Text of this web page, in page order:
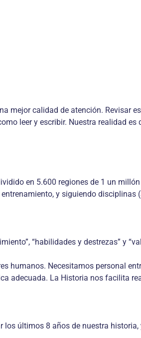
mejor calidad de atención. Revisar
leer y escribir. Nuestra realidad
en 5.600 regiones de 1 un
y siguiendo
“habilidades y destrezas” y
humanos. Necesitamos personal
adecuada. La Historia nos facilita
últimos 8 años de nuestra